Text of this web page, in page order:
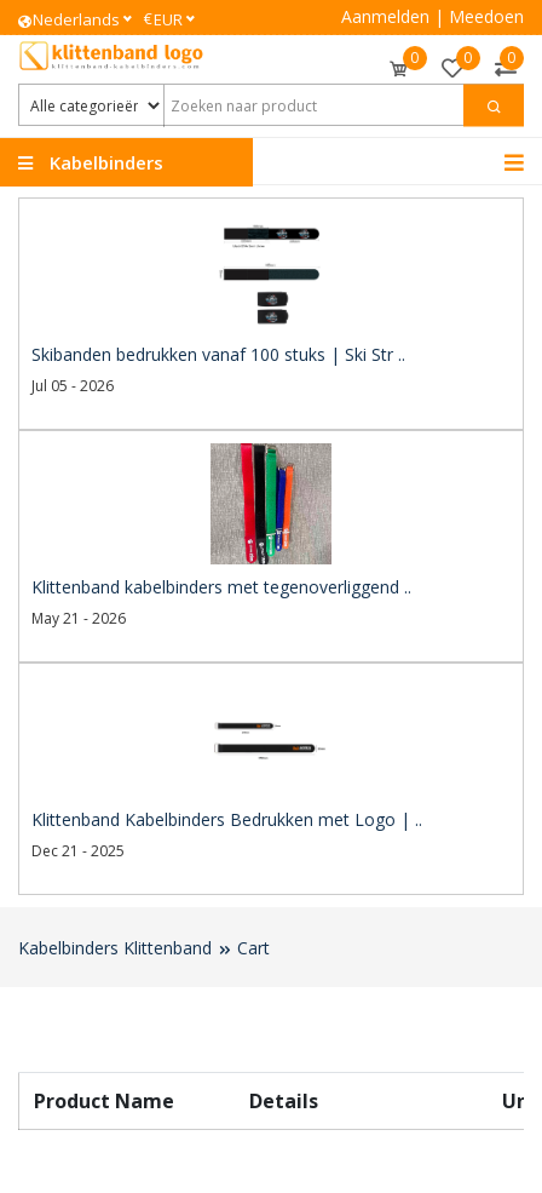
Nederlands €EUR Aanmelden | Meedoen
0 0 0
Kabelbinders
Skibanden bedrukken vanaf 100 stuks | Ski Str ..
Jul 05 - 2026
Klittenband kabelbinders met tegenoverliggend ..
May 21 - 2026
Klittenband Kabelbinders Bedrukken met Logo | ..
Dec 21 - 2025
Kabelbinders Klittenband Cart
Product Name Details